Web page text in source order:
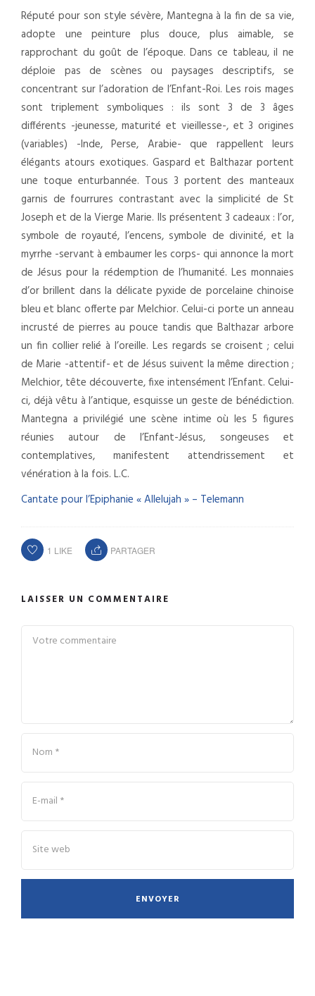
Réputé pour son style sévère, Mantegna à la fin de sa vie,
adopte une peinture plus douce, plus aimable, se
rapprochant du goût de l’époque. Dans ce tableau, il ne
déploie pas de scènes ou paysages descriptifs, se
concentrant sur l’adoration de l’Enfant-Roi. Les rois mages
sont triplement symboliques : ils sont 3 de 3 âges
différents -jeunesse, maturité et vieillesse-, et 3 origines
(variables) -Inde, Perse, Arabie- que rappellent leurs
élégants atours exotiques. Gaspard et Balthazar portent
une toque enturbannée. Tous 3 portent des manteaux
garnis de fourrures contrastant avec la simplicité de St
Joseph et de la Vierge Marie. Ils présentent 3 cadeaux : l’or,
symbole de royauté, l’encens, symbole de divinité, et la
myrrhe -servant à embaumer les corps- qui annonce la mort
de Jésus pour la rédemption de l’humanité. Les monnaies
d’or brillent dans la délicate pyxide de porcelaine chinoise
bleu et blanc offerte par Melchior. Celui-ci porte un anneau
incrusté de pierres au pouce tandis que Balthazar arbore
un fin collier relié à l’oreille. Les regards se croisent ; celui
de Marie -attentif- et de Jésus suivent la même direction ;
Melchior, tête découverte, fixe intensément l’Enfant. Celui-
ci, déjà vêtu à l’antique, esquisse un geste de bénédiction.
Mantegna a privilégié une scène intime où les 5 figures
réunies autour de l’Enfant-Jésus, songeuses et
contemplatives, manifestent attendrissement et
vénération à la fois. L.C.
Cantate pour l’Epiphanie « Allelujah » – Telemann
1 LIKE PARTAGER
LAISSER UN COMMENTAIRE